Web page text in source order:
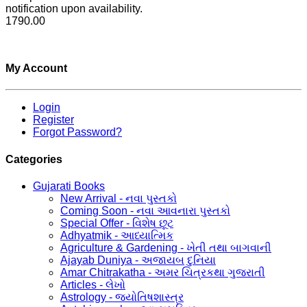
notification upon availability.
1790.00
My Account
Login
Register
Forgot Password?
Categories
Gujarati Books
New Arrival - નવા પુસ્તકો
Coming Soon - નવા આવનારા પુસ્તકો
Special Offer - વિશેષ છૂટ
Adhyatmik - આધ્યાત્મિક
Agriculture & Gardening - ખેતી તથા બાગવાની
Ajayab Duniya - અજાયબ દુનિયા
Amar Chitrakatha - અમર ચિત્રકથા ગુજરાતી
Articles - લેખો
Astrology - જ્યોતિષશાસ્ત્ર